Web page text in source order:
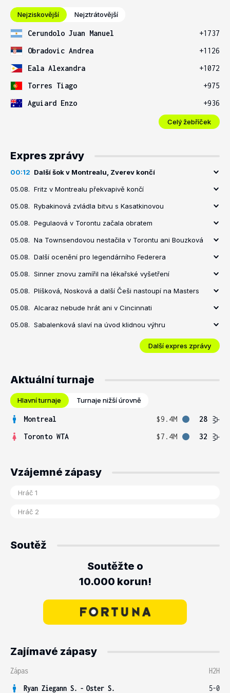
Nejziskovější Nejztrátovější
Cerundolo Juan Manuel
+1737
Obradovic Andrea
+1126
Eala Alexandra
+1072
Torres Tiago
+975
Aguiard Enzo
+936
Celý žebříček
Expres zprávy
00:12 Další šok v Montrealu, Zverev končí
05.08. Fritz v Montrealu překvapivě končí
05.08. Rybakinová zvládla bitvu s Kasatkinovou
05.08. Pegulaová v Torontu začala obratem
05.08. Na Townsendovou nestačila v Torontu ani Bouzková
05.08. Další ocenění pro legendárního Federera
05.08. Sinner znovu zamířil na lékařské vyšetření
05.08. Plíšková, Nosková a další Češi nastoupí na Masters
05.08. Alcaraz nebude hrát ani v Cincinnati
05.08. Sabalenková slaví na úvod klidnou výhru
Další expres zprávy
Aktuální turnaje
Hlavní turnaje Turnaje nižší úrovně
Montreal $9.4M
28
Toronto WTA
$7.4M 32
Vzájemné zápasy
Soutěž
Soutěžte o
10.000 korun!
Zajímavé zápasy
Zápas
H2H
Ryan Ziegann S. - Oster S.
5-0